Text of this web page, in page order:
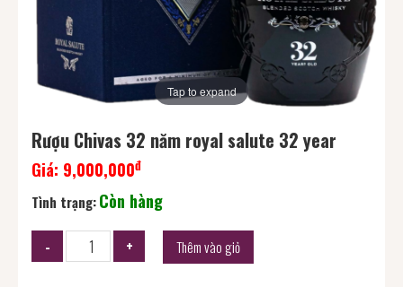
Tap to expand
Rượu Chivas 32 năm royal salute 32 year
Giá: 9,000,000đ
Tình trạng:Còn hàng
Thêm vào giỏ